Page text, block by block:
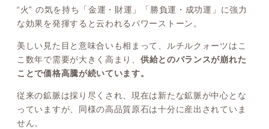
“火” の気を持ち「金運・財運」「勝負運・成功運」に強力
な効果を発揮すると云われるパワーストーン。
美しい見た目と意味合いも相まって、ルチルクォーツはこ
こ数年で需要が大きく高まり、 供給とのバランスが崩れた
ことで価格高騰が続いています。
従来の鉱脈は採り尽くされ、現在は新たな鉱脈が中心とな
っていますが、同様の高品質原石は十分に産出されていま
せん。